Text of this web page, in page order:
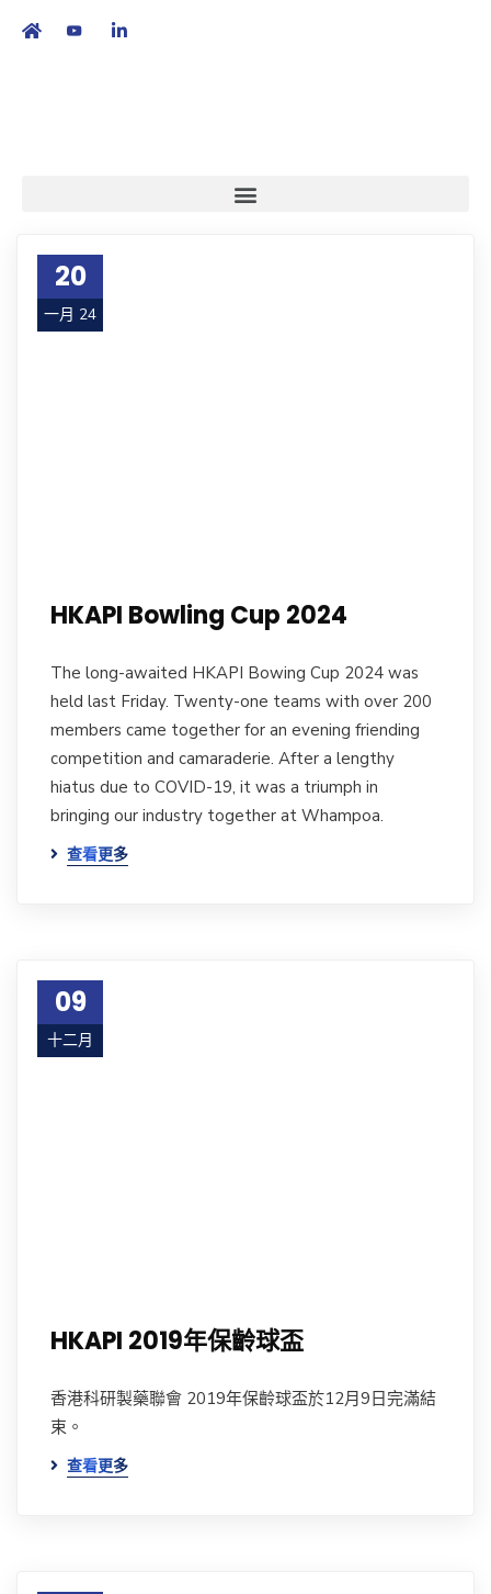
20
一月 24
HKAPI Bowling Cup 2024
The long-awaited HKAPI Bowing Cup 2024 was
held last Friday. Twenty-one teams with over 200
members came together for an evening friending
competition and camaraderie. After a lengthy
hiatus due to COVID-19, it was a triumph in
bringing our industry together at Whampoa.
查看更多
09
十二月
HKAPI 2019年保齡球盃
香港科研製藥聯會 2019年保齡球盃於12月9日完滿結
束。
查看更多